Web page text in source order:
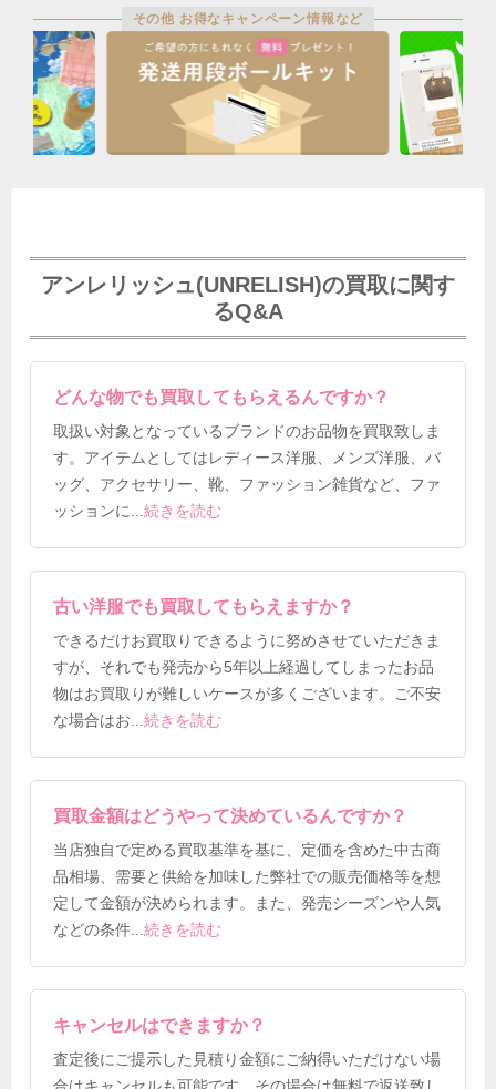
その他 お得なキャンペーン情報など
アンレリッシュ(UNRELISH)の買取に関す
るQ&A
どんな物でも買取してもらえるんですか？
取扱い対象となっているブランドのお品物を買取致しま
す。アイテムとしてはレディース洋服、メンズ洋服、バ
ッグ、アクセサリー、靴、ファッション雑貨など、ファ
ッションに...続きを読む
古い洋服でも買取してもらえますか？
できるだけお買取りできるように努めさせていただきま
すが、それでも発売から5年以上経過してしまったお品
物はお買取りが難しいケースが多くございます。ご不安
な場合はお...続きを読む
買取金額はどうやって決めているんですか？
当店独自で定める買取基準を基に、定価を含めた中古商
品相場、需要と供給を加味した弊社での販売価格等を想
定して金額が決められます。また、発売シーズンや人気
などの条件 ...続きを読む
キャンセルはできますか？
査定後にご提示した見積り金額にご納得いただけない場